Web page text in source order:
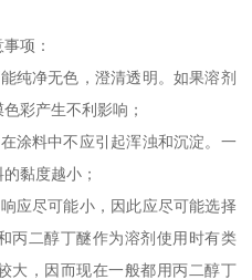
项：
纯净无色，澄清透明。如果溶剂
彩产生不利影响；
涂料中不应引起浑浊和沉淀。一
黏度越小；
应尽可能小，因此应尽可能选择
丙二醇丁醚作为溶剂使用时有类
大，因而现在一般都用丙二醇丁